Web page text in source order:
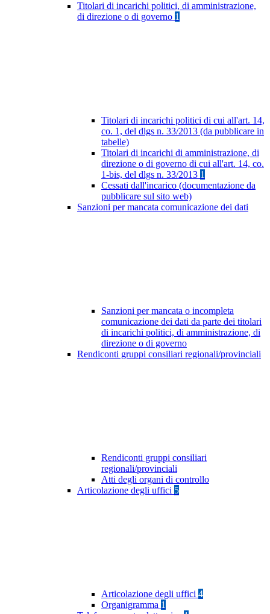
Titolari di incarichi politici, di amministrazione,
di direzione o di governo 1
Titolari di incarichi politici di cui all'art. 14,
co. 1, del dlgs n. 33/2013 (da pubblicare in
tabelle)
Titolari di incarichi di amministrazione, di
direzione o di governo di cui all'art. 14, co.
1-bis, del dlgs n. 33/2013 1
Cessati dall'incarico (documentazione da
pubblicare sul sito web)
Sanzioni per mancata comunicazione dei dati
Sanzioni per mancata o incompleta
comunicazione dei dati da parte dei titolari
di incarichi politici, di amministrazione, di
direzione o di governo
Rendiconti gruppi consiliari regionali/provinciali
Rendiconti gruppi consiliari
regionali/provinciali
Atti degli organi di controllo
Articolazione degli uffici 5
Articolazione degli uffici 4
Organigramma 1